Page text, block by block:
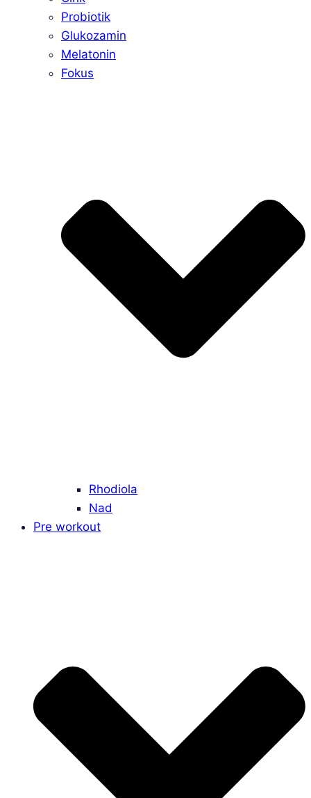
Probiotik
Glukozamin
Melatonin
Fokus
Rhodiola
Nad
Pre workout